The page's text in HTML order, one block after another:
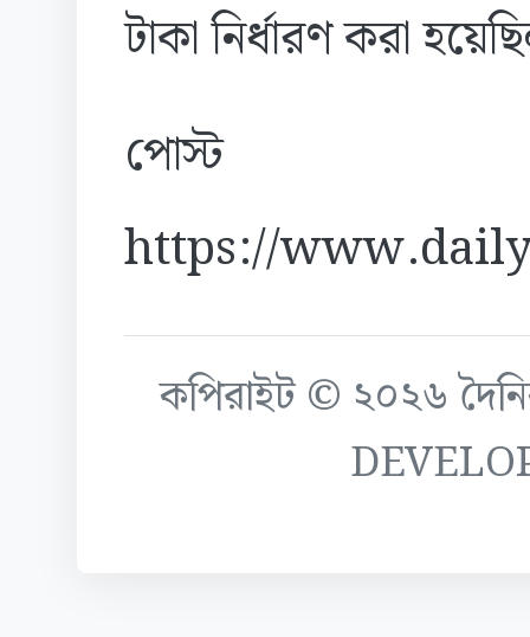
টাকা নির্ধারণ করা
https://
কপিরাইট © ২০২৬